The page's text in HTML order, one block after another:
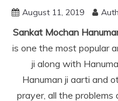
August 11, 2019
Sankat Mochan
is one the most popular
ji along with
Hanuman ji aarti and
prayer, all the